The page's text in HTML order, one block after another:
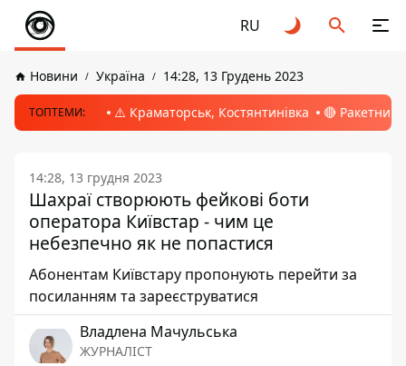
RU
Новини Україна 14:28, 13 Грудень 2023
ТОПТЕМИ: ⚠️ Краматорськ, Костянтинівка 🔴 Ракетний
14:28, 13 грудня 2023
Шахраї створюють фейкові боти
оператора Київстар - чим це
небезпечно як не попастися
Абонентам Київстару пропонують перейти за
посиланням та зареєструватися
Владлена Мачульська
ЖУРНАЛІСТ